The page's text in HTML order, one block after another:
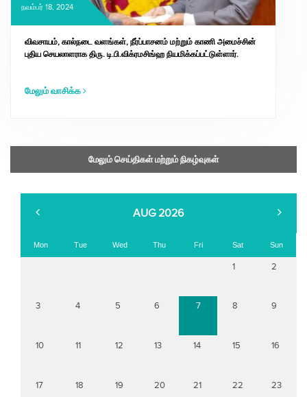
நவம்பர் 18, 2024
விவசாயம், கால்நடை வளங்கள், நீர்ப்பாசனம் மற்றும் காணி அமைச்சின்
புதிய செயலாளராக திரு. டி.பி.விக்ரமசிங்ஹ நியமிக்கப்பட்டுள்ளார்.
மேலும் வாசிக்க
மேலும் செய்திகள் மற்றும் நிகழ்வுகள்
AUG 2026
Mon Tue Wed Thu Fri Sat Sun
1 2
3 4 5 6 7 8 9
10 11 12 13 14 15 16
17 18 19 20 21 22 23